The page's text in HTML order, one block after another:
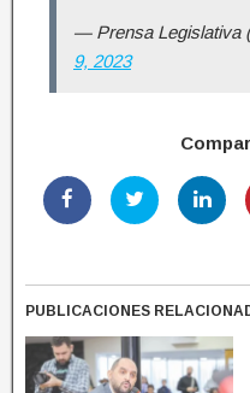
— Prensa Legislativa
9, 2023
PUBLICACIONES